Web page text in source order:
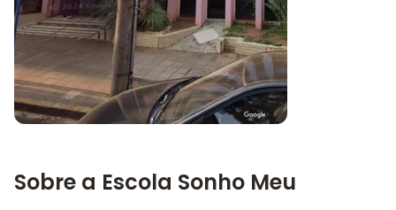
Sobre a Escola Sonho Meu